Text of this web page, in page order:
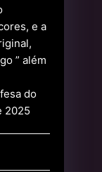
e a
” além
do
2025